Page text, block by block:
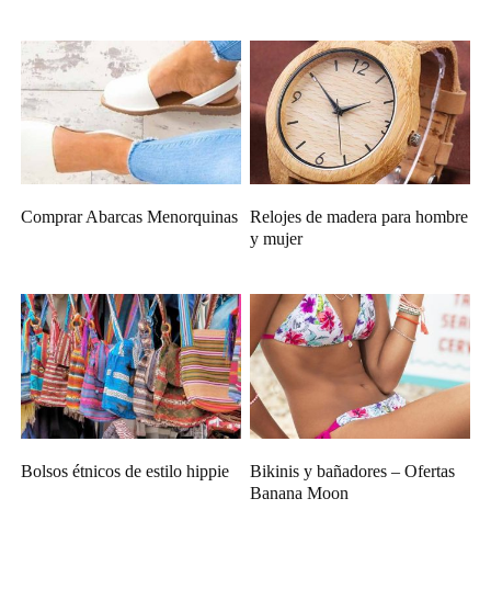
Comprar Abarcas Menorquinas
Relojes de madera para hombre
y mujer
Bolsos étnicos de estilo hippie
Bikinis y bañadores – Ofertas
Banana Moon